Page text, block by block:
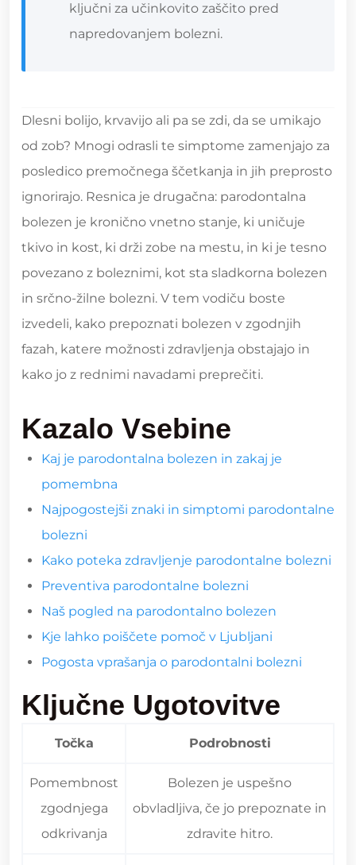
ključni za učinkovito zaščito pred
napredovanjem bolezni.
Dlesni bolijo, krvavijo ali pa se zdi, da se umikajo
od zob? Mnogi odrasli te simptome zamenjajo za
posledico premočnega ščetkanja in jih preprosto
ignorirajo. Resnica je drugačna: parodontalna
bolezen je kronično vnetno stanje, ki uničuje
tkivo in kost, ki drži zobe na mestu, in ki je tesno
povezano z boleznimi, kot sta sladkorna bolezen
in srčno-žilne bolezni. V tem vodiču boste
izvedeli, kako prepoznati bolezen v zgodnjih
fazah, katere možnosti zdravljenja obstajajo in
kako jo z rednimi navadami preprečiti.
Kazalo Vsebine
Kaj je parodontalna bolezen in zakaj je
pomembna
Najpogostejši znaki in simptomi parodontalne
bolezni
Kako poteka zdravljenje parodontalne bolezni
Preventiva parodontalne bolezni
Naš pogled na parodontalno bolezen
Kje lahko poiščete pomoč v Ljubljani
Pogosta vprašanja o parodontalni bolezni
Ključne Ugotovitve
Točka Podrobnosti
Pomembnost
zgodnjega
odkrivanja
Bolezen je uspešno
obvladljiva, če jo prepoznate in
zdravite hitro.